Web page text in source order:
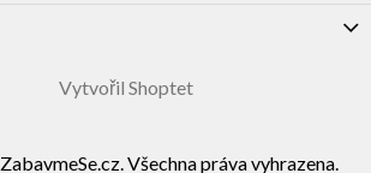
Vytvořil Shoptet
ZabavmeSe.cz. Všechna práva vyhrazena.